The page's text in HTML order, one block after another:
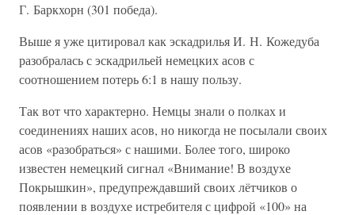
Г. Баркхорн (301 победа).
Выше я уже цитировал как эскадрилья И. Н. Кожедуба
разобралась с эскадрильей немецких асов с
соотношением потерь 6:1 в нашу пользу.
Так вот что характерно. Немцы знали о полках и
соединениях наших асов, но никогда не посылали своих
асов «разобраться» с нашими. Более того, широко
известен немецкий сигнал «Внимание! В воздухе
Покрышкин», предупреждавший своих лётчиков о
появлении в воздухе истребителя с цифрой «100» на